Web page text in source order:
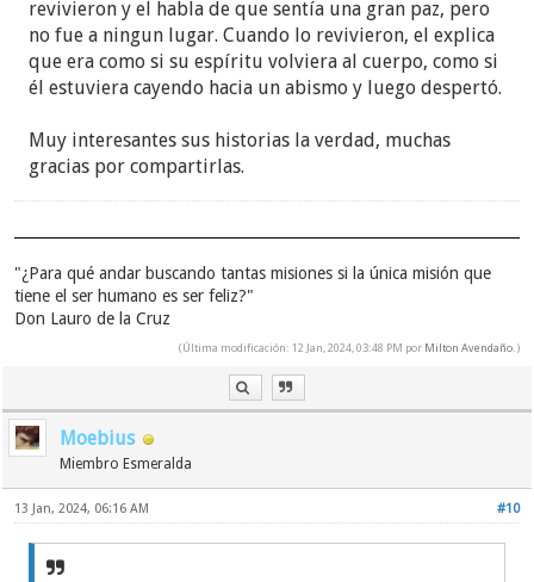
revivieron y el habla de que sentía una gran paz, pero
no fue a ningun lugar. Cuando lo revivieron, el explica
que era como si su espíritu volviera al cuerpo, como si
él estuviera cayendo hacia un abismo y luego despertó.
Muy interesantes sus historias la verdad, muchas
gracias por compartirlas.
"¿Para qué andar buscando tantas misiones si la única misión que
tiene el ser humano es ser feliz?"
Don Lauro de la Cruz
(Última modificación: 12 Jan, 2024, 03:48 PM por Milton Avendaño.)
Moebius
Miembro Esmeralda
#10
13 Jan, 2024, 06:16 AM